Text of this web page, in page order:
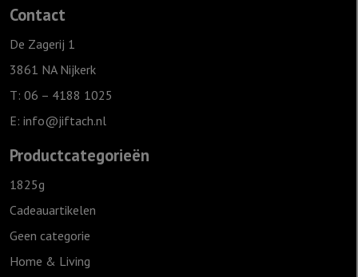
Contact
De Zagerij 1
3861 NA Nijkerk
T: 06 – 4188 1025
E: info@jiftach.nl
Productcategorieën
1825g
Cadeauartikelen
Geen categorie
Home & Living